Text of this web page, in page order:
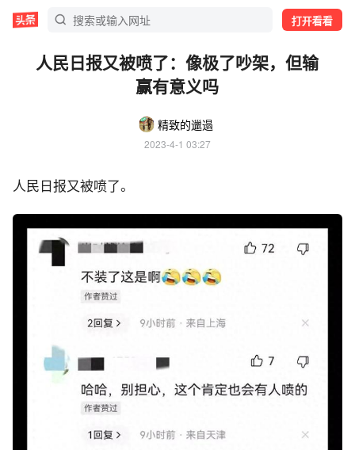
打开看看
人民日报又被喷了：像极了吵架，但输
赢有意义吗
精致的邋遢
2023-4-1 03:27
人民日报又被喷了。